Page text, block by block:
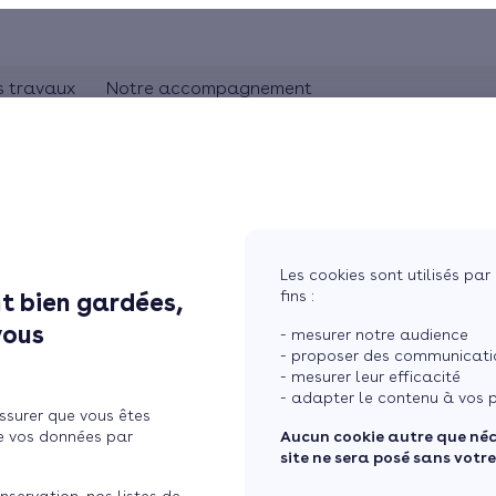
bien gardées,
que vous êtes
vos données par
Les cookies sont utilisés
fins :
- mesurer notre audience
- proposer des
- mesurer leur efficacité
- adapter le contenu à vos
Aucun cookie autre que
site ne sera posé sans
travaux
Chauffage au bois
Chauffage solaire
Thermostat connecté
Notre accompagnement